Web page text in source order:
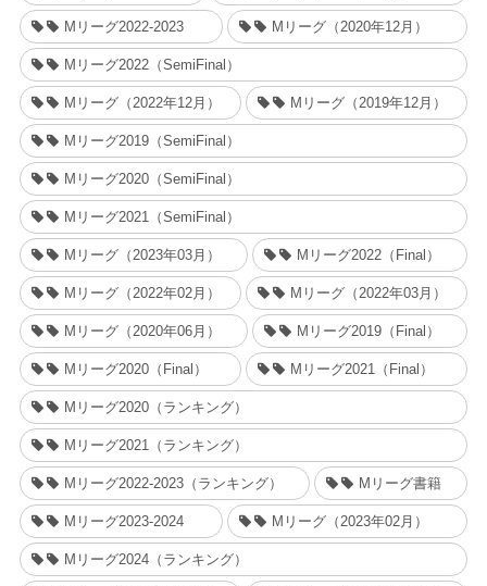
Mリーグ2022-2023 Mリーグ（2020年12月）
Mリーグ2022（SemiFinal）
Mリーグ（2022年12月） Mリーグ（2019年12月）
Mリーグ2019（SemiFinal）
Mリーグ2020（SemiFinal）
Mリーグ2021（SemiFinal）
Mリーグ（2023年03月） Mリーグ2022（Final）
Mリーグ（2022年02月） Mリーグ（2022年03月）
Mリーグ（2020年06月） Mリーグ2019（Final）
Mリーグ2020（Final） Mリーグ2021（Final）
Mリーグ2020（ランキング）
Mリーグ2021（ランキング）
Mリーグ2022-2023（ランキング） Mリーグ書籍
Mリーグ2023-2024 Mリーグ（2023年02月）
Mリーグ2024（ランキング）